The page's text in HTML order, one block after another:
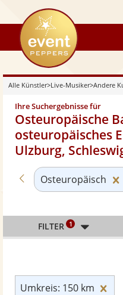
eventpeppers
Alle Künstler>Live-Musiker>Andere
Ihre Suchergebnisse für
Osteuropäische
osteuropäisches
Ulzburg,
Zurück zu «Andere
Osteuropäisch
Umkreis: 150 km
FILTER 1